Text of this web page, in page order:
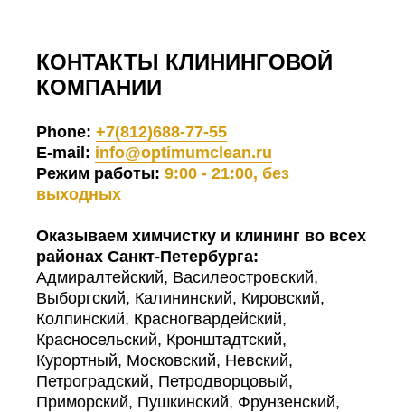
КОНТАКТЫ КЛИНИНГОВОЙ
КОМПАНИИ
Phone: +7(812)688-77-55
E-mail: info@optimumclean.ru
Режим работы: 9:00 - 21:00, без
выходных
Оказываем химчистку и клининг во всех
районах Санкт-Петербурга:
Адмиралтейский, Василеостровский,
Выборгский, Калининский, Кировский,
Колпинский, Красногвардейский,
Красносельский, Кронштадтский,
Курортный, Московский, Невский,
Петроградский, Петродворцовый,
Приморский, Пушкинский, Фрунзенский,